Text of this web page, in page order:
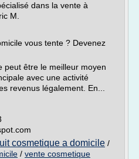
dans la vente à
M.
vous tente ? Devenez
peut être le meilleur moyen
avec une activité
revenus légalement. En...
cosmetique a domicile /
/ vente cosmetique